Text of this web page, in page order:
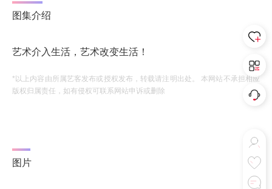
图集介绍
艺术介入生活，艺术改变生活！
*以上内容由所属艺客发布或授权发布，转载请注明出处。 本网站不承担相应
版权归属责任，如有侵权可联系网站申诉或删除
图片